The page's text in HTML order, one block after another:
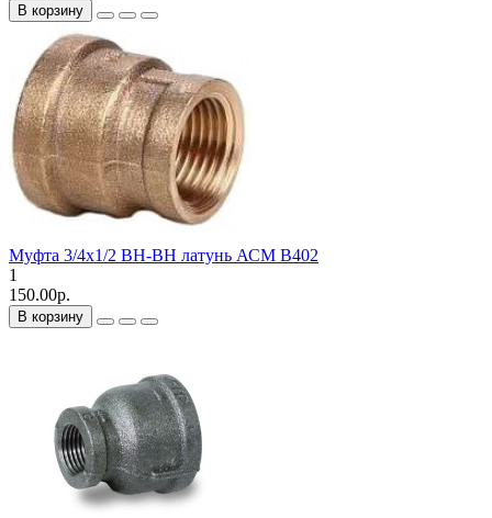
В корзину
Муфта 3/4х1/2 ВН-ВН латунь АСМ В402
1
150.00р.
В корзину